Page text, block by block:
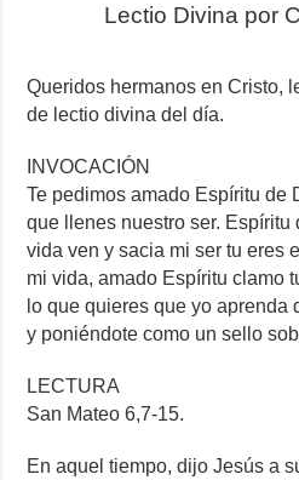
Lectio Divina por
Queridos hermanos en Cristo,
de lectio divina del día.
INVOCACIÓN
Te pedimos amado Espíritu de
que llenes nuestro ser. Espíritu
vida ven y sacia mi ser tu eres
mi vida, amado Espíritu clamo
lo que quieres que yo aprenda
y poniéndote como un sello
LECTURA
San Mateo 6,7-15.
En aquel tiempo, dijo Jesús a